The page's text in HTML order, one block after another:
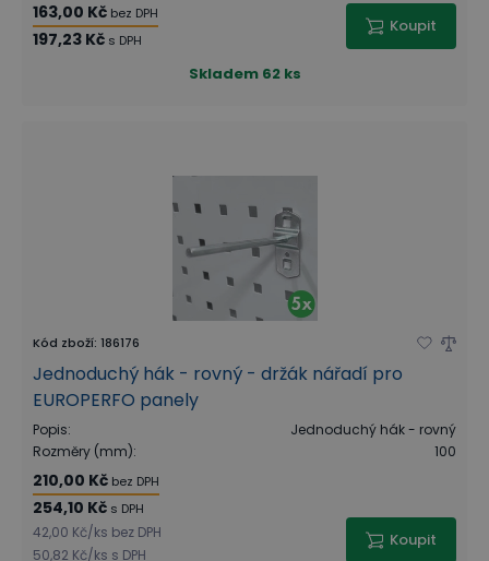
163,00 Kč bez DPH
197,23 Kč s DPH
Koupit
Skladem 62 ks
Kód zboží: 186176
Jednoduchý hák - rovný - držák nářadí pro
EUROPERFO panely
Popis:
Jednoduchý hák - rovný
Rozměry (mm): 100
210,00 Kč bez DPH
254,10 Kč s DPH
42,00 Kč/ks bez DPH
50,82 Kč/ks s DPH
Koupit